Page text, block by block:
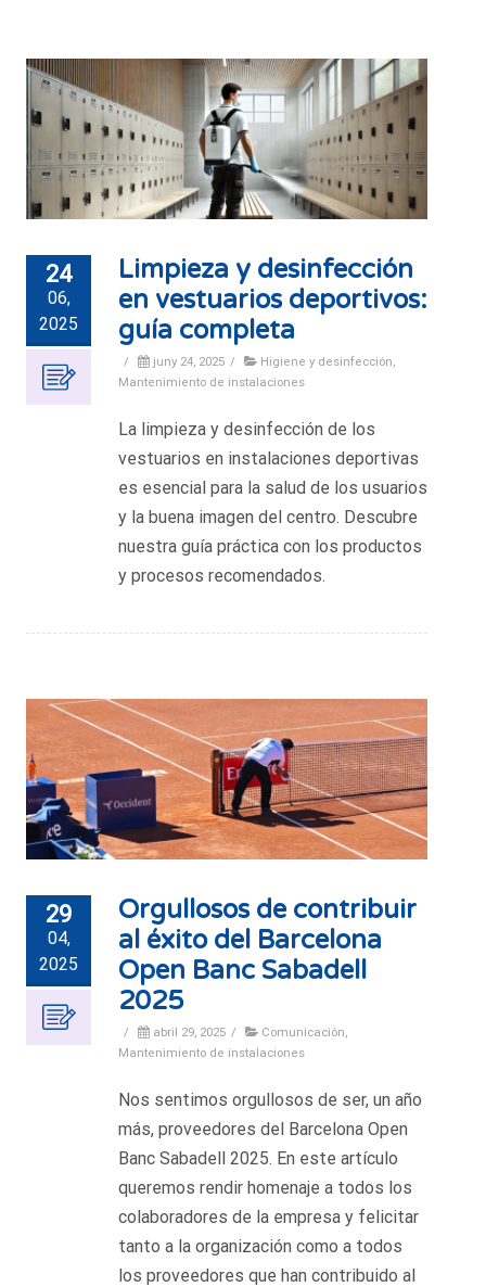
24
06,
2025
Limpieza y desinfección
en vestuarios deportivos:
guía completa
/ juny 24, 2025 / Higiene y desinfección,
Mantenimiento de instalaciones
La limpieza y desinfección de los
vestuarios en instalaciones deportivas
es esencial para la salud de los usuarios
y la buena imagen del centro. Descubre
nuestra guía práctica con los productos
y procesos recomendados.
29
04,
2025
Orgullosos de contribuir
al éxito del Barcelona
Open Banc Sabadell
2025
/ abril 29, 2025 / Comunicación,
Mantenimiento de instalaciones
Nos sentimos orgullosos de ser, un año
más, proveedores del Barcelona Open
Banc Sabadell 2025. En este artículo
queremos rendir homenaje a todos los
colaboradores de la empresa y felicitar
tanto a la organización como a todos
los proveedores que han contribuido al